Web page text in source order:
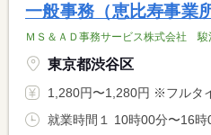
一般事務（恵比寿事業所
ＭＳ＆ＡＤ事務サービス株式会社 駿
東京都渋谷区
1,280円〜1,280円 ※フルタイム求人の場合は月額（換算